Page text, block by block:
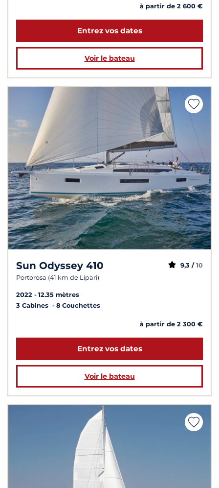
à partir de 2 600 €
Entrez vos dates
Voir le bateau
Sun Odyssey 410
Portorosa (41 km de Lipari)
9,3 / 10
2022
12.35 mètres
3 Cabines
8 Couchettes
à partir de 2 300 €
Entrez vos dates
Voir le bateau